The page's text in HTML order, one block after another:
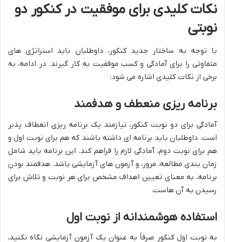
نکات کلیدی برای موفقیت در کنکور دو
نوبتی
با توجه به ساختار جدید کنکور، داوطلبان باید استراتژی های
متفاوتی را برای آمادگی و کسب موفقیت به کار گیرند. در ادامه، به
برخی از نکات کلیدی اشاره می شود:
برنامه ریزی منعطف و هدفمند
آمادگی برای دو نوبت کنکور، نیازمند یک برنامه ریزی انعطاف پذیر
است. داوطلبان باید برنامه ای داشته باشند که هم برای نوبت اول و
هم برای نوبت دوم، آمادگی لازم را فراهم کند. این برنامه باید شامل
زمان بندی مطالعه، مرور، و آزمون های آزمایشی باشد. هدفمند بودن
برنامه، به معنای تعیین اهداف مشخص برای هر نوبت و تلاش برای
رسیدن به آن هاست.
استفاده هوشمندانه از نوبت اول
به نوبت اول کنکور صرفاً به عنوان یک آزمون آزمایشی نگاه نکنید،